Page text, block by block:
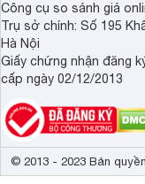
Công cụ so sánh giá
Trụ sở chính: Số 195
Hà Nội
Giấy chứng nhận đăng
cấp ngày 02/12/2013
© 2013 - 2023 Bản